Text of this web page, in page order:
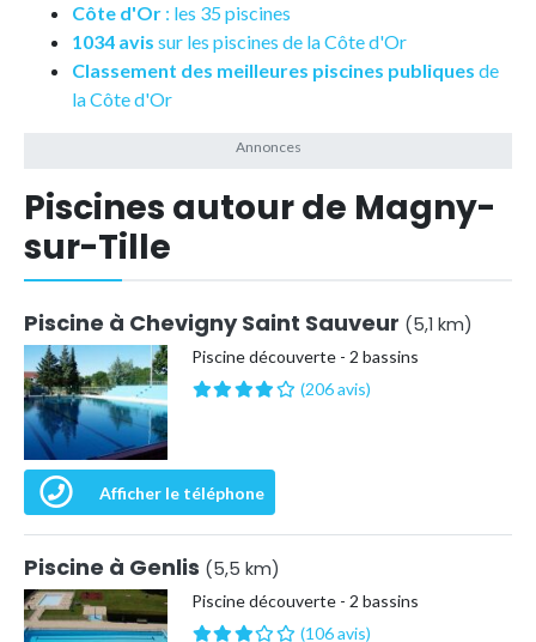
Côte d'Or : les 35 piscines
1034 avis sur les piscines de la Côte d'Or
Classement des meilleures piscines publiques de
la Côte d'Or
Piscines autour de Magny-
sur-Tille
Piscine à Chevigny Saint Sauveur (5,1 km)
Piscine découverte - 2 bassins
(206 avis)
Afficher le téléphone
Piscine à Genlis (5,5 km)
Piscine découverte - 2 bassins
(106 avis)